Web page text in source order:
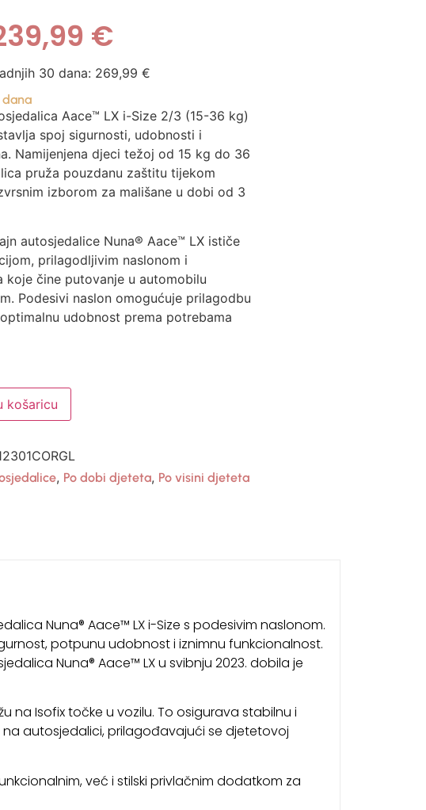
€
30 dana: 269,99 €
dana
Aace™ LX i-Size 2/3 (15-36 kg)
spoj sigurnosti, udobnosti i
Namijenjena djeci težoj od 15 kg do 36
pruža pouzdanu zaštitu tijekom
izborom za mališane u dobi od 3
autosjedalice Nuna® Aace™ LX ističe
prilagodljivim naslonom i
koje čine putovanje u automobilu
Podesivi naslon omogućuje prilagodbu
udobnost prema potrebama
košaricu
, Po dobi djeteta, Po visini djeteta
Nuna® Aace™ LX i-Size s podesivim naslonom.
potpunu udobnost i iznimnu funkcionalnost.
Nuna® Aace™ LX u svibnju 2023. dobila je
Isofix točke u vozilu. To osigurava stabilnu i
autosjedalici, prilagođavajući se djetetovoj
već i stilski privlačnim dodatkom za